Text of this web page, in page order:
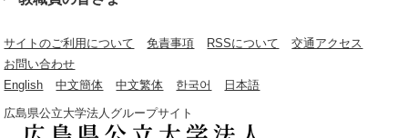
サイトのご利用について 免責事項 RSSについて
交通アクセス
お問い合わせ
English
中文簡体 中文繁体 한국어 日本語
広島県公立大学法人グループサイト